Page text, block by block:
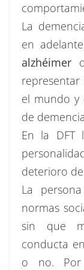
La
en
alzhéimer
representar
el mundo y
de
En la DFT
deterioro
La
normas
sin que
conducta
o no. Por